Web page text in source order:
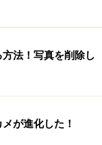
法！写真を削除し
が進化した！